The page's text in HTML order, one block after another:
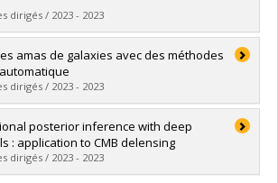
dans Papyrus
dirigés / 2023 - 2023
Poirier, Ève
:M. Sc.
dans Papyrus
amas de galaxies avec des méthodes
dirigés / 2023 - 2023
Maria
:M. Sc.
dans Papyrus
posterior inference with deep
: application to CMB delensing
dirigés / 2023 - 2023